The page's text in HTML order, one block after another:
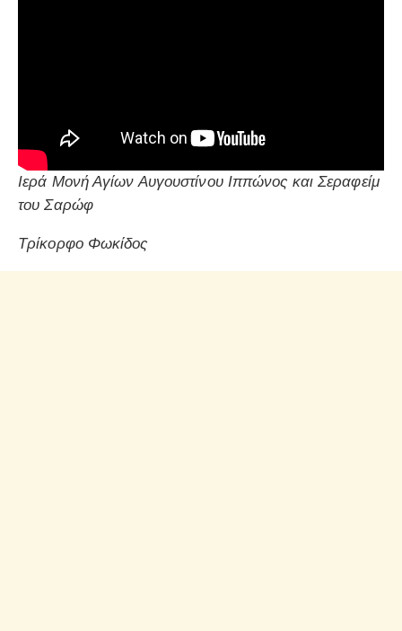
Ιερά Μονή Αγίων Αυγουστίνου Ιππώνος και Σεραφείμ
του Σαρώφ
Τρίκορφο Φωκίδος